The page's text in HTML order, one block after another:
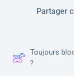
Partager
Toujours
?